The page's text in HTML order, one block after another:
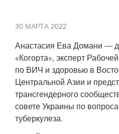
30 МАРТА 2022
Анастасия Ева Домани —
«Когорта», эксперт
по ВИЧ и здоровью в
Центральной Азии и
трансгендерного
совете Украины по
туберкулеза.